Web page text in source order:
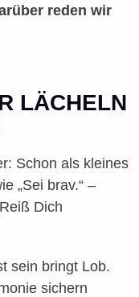
reden wir
LÄCHELN
Schon als kleines
„Sei brav.“ –
Dich
sein bringt Lob.
sichern